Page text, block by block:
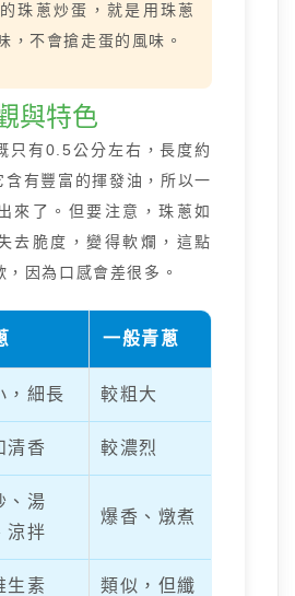
珠蔥炒蛋，就是用珠蔥
，不會搶走蛋的風味。
與特色
只有0.5公分左右，長度約
有豐富的揮發油，所以一
來了。但要注意，珠蔥如
去脆度，變得軟爛，這點
因為口感會差很多。
一般青蔥
，細長 較粗大
清香 較濃烈
、湯
涼拌
爆香、燉煮
生素
類似，但纖